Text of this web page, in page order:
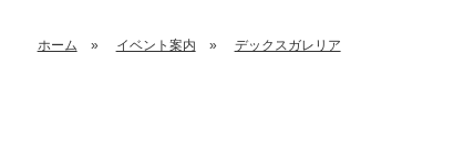
ホーム イベント案内 デックスガレリア